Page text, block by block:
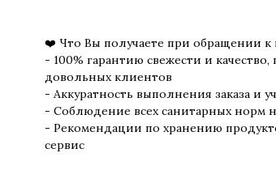
❤️ Что Вы получаете при обращении к
- 100% гарантию свежести и
довольных клиентов
- Аккуратность выполнения заказа и
- Соблюдение всех санитарных норм
- Рекомендации по хранению
сервис